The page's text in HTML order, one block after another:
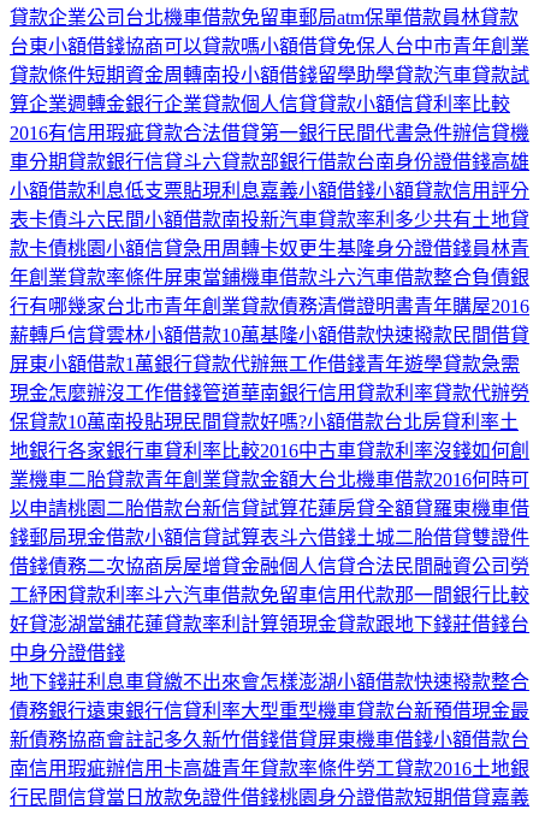
貸款企業公司 台北機車借款免留車郵局atm保單借款員林貸款
台東小額借錢協商可以貸款嗎小額借貸免保人台中市青年創業
貸款條件短期資金周轉南投小額借錢留學助學貸款汽車貸款試
算企業週轉金銀行企業貸款個人信貸貸款小額信貸利率比較
2016有信用瑕疵貸款合法借貸第一銀行民間代書急件辦信貸機
車分期貸款銀行信貸斗六貸款部銀行借款台南身份證借錢高雄
小額借款利息低支票貼現利息嘉義小額借錢小額貸款信用評分
表卡債斗六民間小額借款南投新汽車貸款率利多少共有土地貸
款卡債桃園小額信貸急用周轉卡奴更生基隆身分證借錢員林青
年創業貸款率條件屏東當鋪機車借款斗六汽車借款整合負債銀
行有哪幾家台北市青年創業貸款債務清償證明書青年購屋2016
薪轉戶信貸雲林小額借款10萬基隆小額借款快速撥款民間借貸
屏東小額借款1萬銀行貸款代辦無工作借錢青年遊學貸款急需
現金怎麼辦沒工作借錢管道華南銀行信用貸款利率貸款代辦勞
保貸款10萬南投貼現 民間貸款好嗎?小額借款台北房貸利率土
地銀行各家銀行車貸利率比較2016中古車貸款利率沒錢如何創
業機車二胎貸款青年創業貸款金額大台北機車借款2016何時可
以申請桃園二胎借款台新信貸試算花蓮房貸全額貸羅東機車借
錢郵局現金借款小額信貸試算表斗六借錢土城二胎借貸雙證件
借錢債務二次協商房屋增貸金融個人信貸合法民間融資公司 勞
工紓困貸款利率斗六汽車借款免留車信用代款那一間銀行比較
好貸澎湖當舖花蓮貸款率利計算領現金貸款跟地下錢莊借錢台
中身分證借錢
地下錢莊利息車貸繳不出來會怎樣澎湖小額借款快速撥款整合
債務銀行遠東銀行信貸利率大型重型機車貸款台新預借現金最
新債務協商會註記多久新竹借錢借貸屏東機車借錢小額借款台
南信用瑕疵辦信用卡高雄青年貸款率條件勞工貸款2016土地銀
行民間信貸當日放款免證件借錢桃園身分證借款短期借貸嘉義